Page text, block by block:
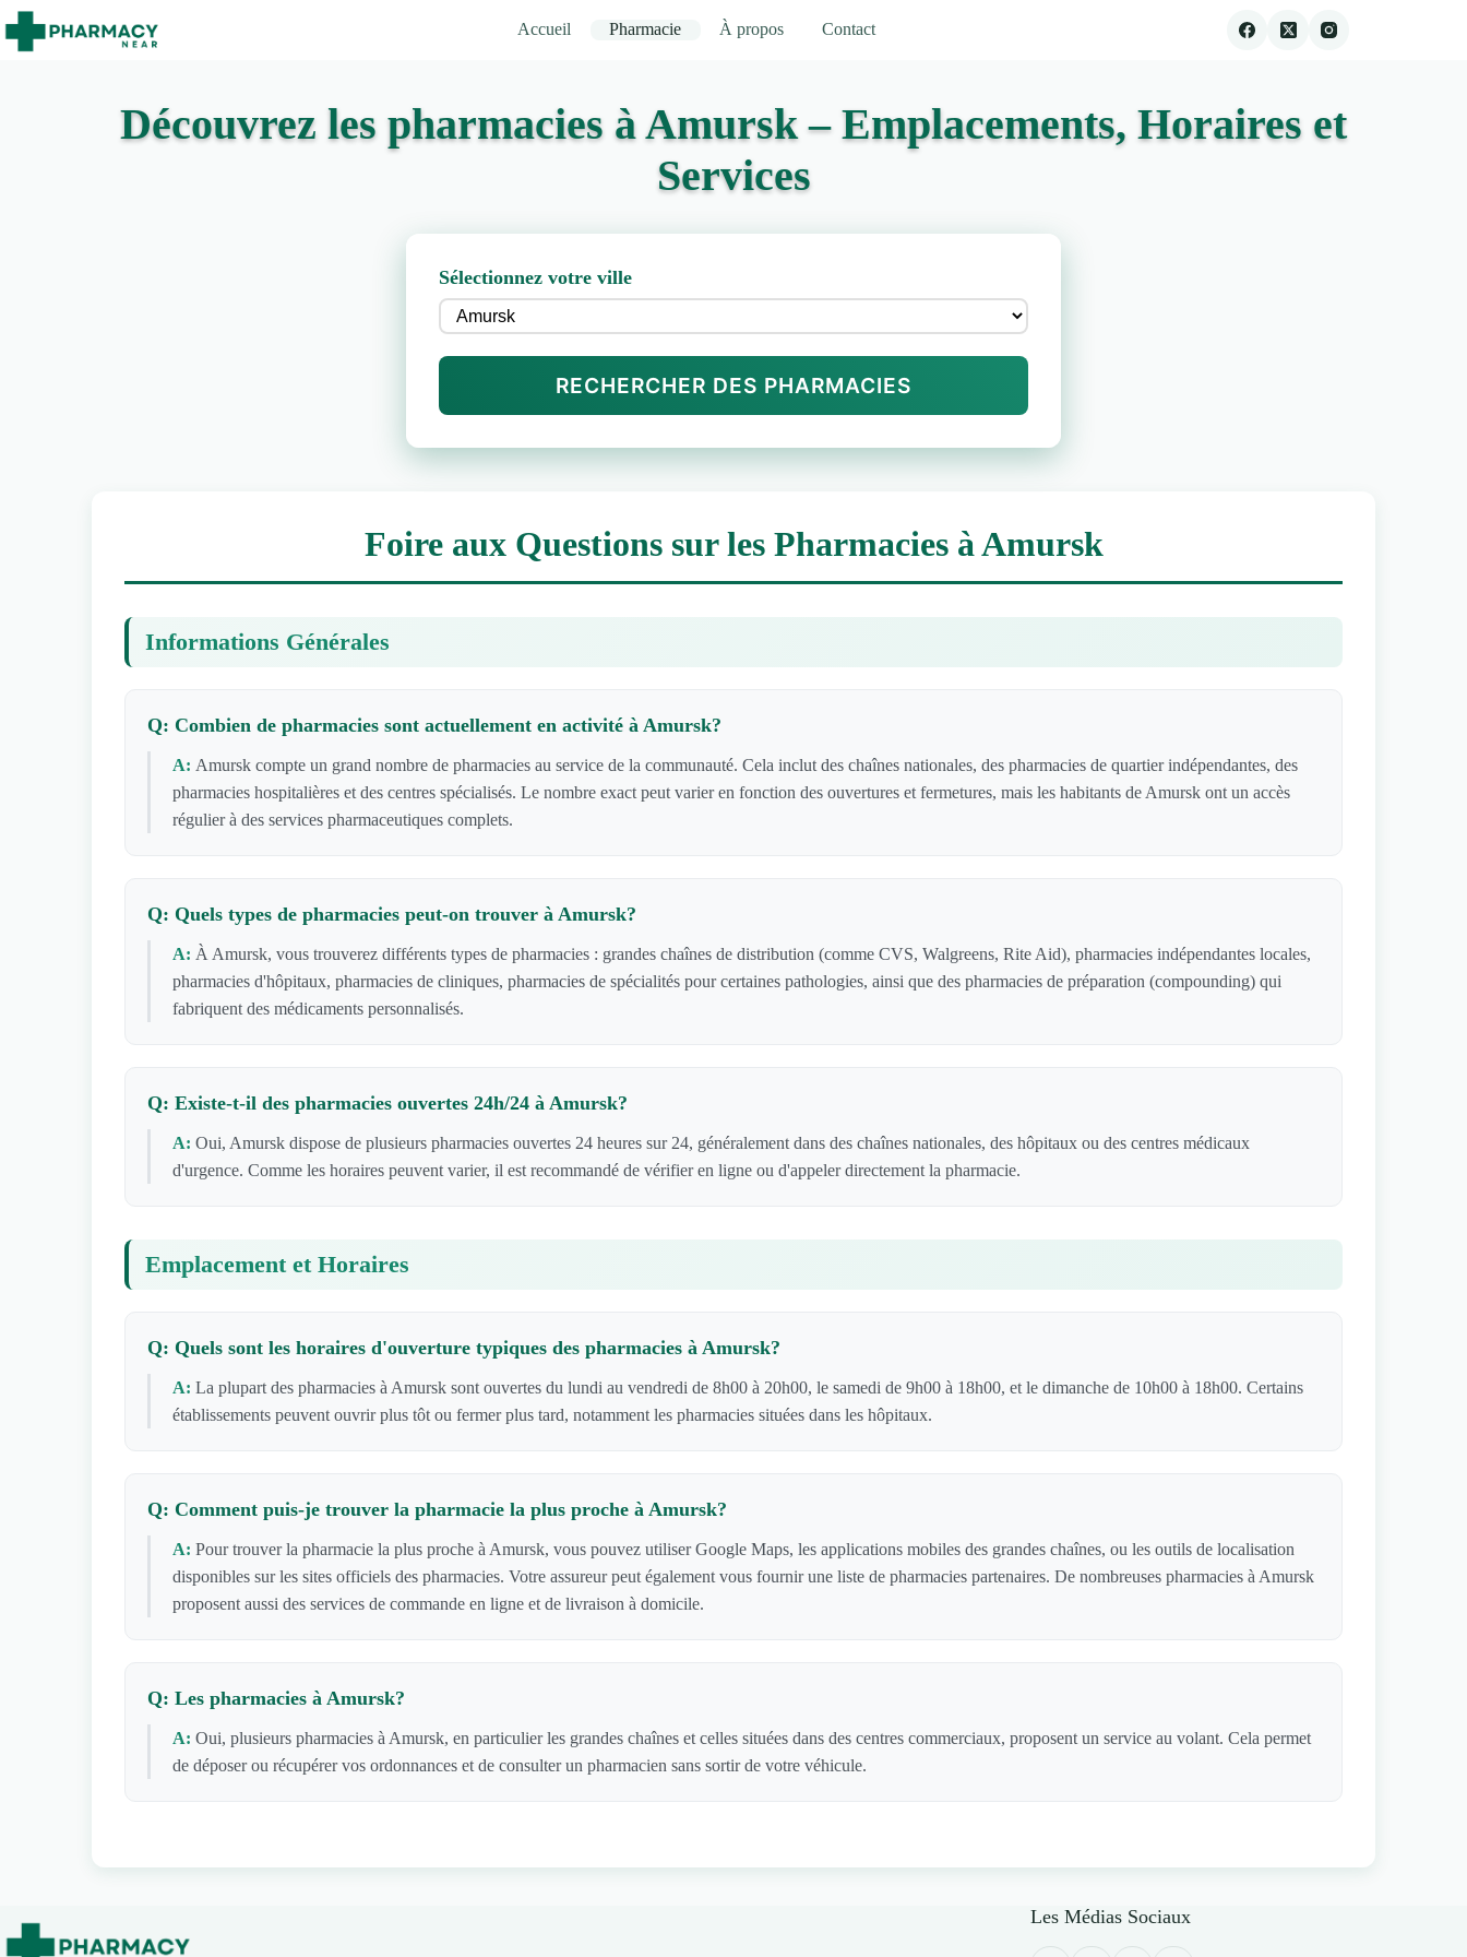
Accueil Pharmacie À propos Contact
Découvrez les pharmacies à Amursk – Emplacements, Horaires et
Services
Sélectionnez votre ville
RECHERCHER DES PHARMACIES
Foire aux Questions sur les Pharmacies à Amursk
Informations Générales
Q: Combien de pharmacies sont actuellement en activité à Amursk?
A: Amursk compte un grand nombre de pharmacies au service de la communauté. Cela inclut des chaînes nationales, des pharmacies de quartier indépendantes, des
pharmacies hospitalières et des centres spécialisés. Le nombre exact peut varier en fonction des ouvertures et fermetures, mais les habitants de Amursk ont un accès
régulier à des services pharmaceutiques complets.
Q: Quels types de pharmacies peut-on trouver à Amursk?
A: À Amursk, vous trouverez différents types de pharmacies : grandes chaînes de distribution (comme CVS, Walgreens, Rite Aid), pharmacies indépendantes locales,
pharmacies d'hôpitaux, pharmacies de cliniques, pharmacies de spécialités pour certaines pathologies, ainsi que des pharmacies de préparation (compounding) qui
fabriquent des médicaments personnalisés.
Q: Existe-t-il des pharmacies ouvertes 24h/24 à Amursk?
A: Oui, Amursk dispose de plusieurs pharmacies ouvertes 24 heures sur 24, généralement dans des chaînes nationales, des hôpitaux ou des centres médicaux
d'urgence. Comme les horaires peuvent varier, il est recommandé de vérifier en ligne ou d'appeler directement la pharmacie.
Emplacement et Horaires
Q: Quels sont les horaires d'ouverture typiques des pharmacies à Amursk?
A: La plupart des pharmacies à Amursk sont ouvertes du lundi au vendredi de 8h00 à 20h00, le samedi de 9h00 à 18h00, et le dimanche de 10h00 à 18h00. Certains
établissements peuvent ouvrir plus tôt ou fermer plus tard, notamment les pharmacies situées dans les hôpitaux.
Q: Comment puis-je trouver la pharmacie la plus proche à Amursk?
A: Pour trouver la pharmacie la plus proche à Amursk, vous pouvez utiliser Google Maps, les applications mobiles des grandes chaînes, ou les outils de localisation
disponibles sur les sites officiels des pharmacies. Votre assureur peut également vous fournir une liste de pharmacies partenaires. De nombreuses pharmacies à Amursk
proposent aussi des services de commande en ligne et de livraison à domicile.
Q: Les pharmacies à Amursk?
A: Oui, plusieurs pharmacies à Amursk, en particulier les grandes chaînes et celles situées dans des centres commerciaux, proposent un service au volant. Cela permet
de déposer ou récupérer vos ordonnances et de consulter un pharmacien sans sortir de votre véhicule.
Les Médias Sociaux